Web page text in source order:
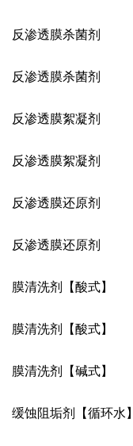
反渗透膜杀菌剂
反渗透膜杀菌剂
反渗透膜絮凝剂
反渗透膜絮凝剂
反渗透膜还原剂
反渗透膜还原剂
膜清洗剂【酸式】
膜清洗剂【酸式】
膜清洗剂【碱式】
缓蚀阻垢剂【循环水】